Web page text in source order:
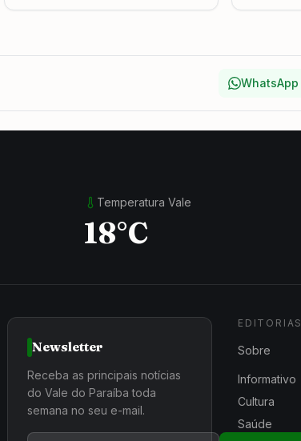
WhatsApp
Temperatura Vale
18°C
Newsletter
Receba as principais notícias
do Vale do Paraíba toda
semana no seu e-mail.
EDITORIAS
Sobre
Informativo
Cultura
Saúde